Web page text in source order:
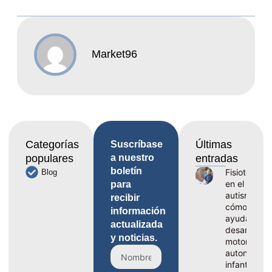
Market96
Categorías
populares
Blog
Suscríbase
a nuestro
boletín
para
recibir
información
actualizada
y noticias.
Últimas
entradas
Fisioterapia
en el
autismo,
cómo
ayuda al
desarrollo
motor y la
autonomía
infantil